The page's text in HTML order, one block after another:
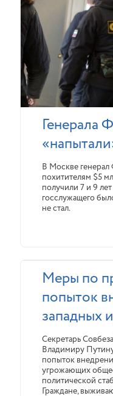
Генерала
В Москве
похитителям $5
получили 7 и 9
госслужащего
не стал.
Меры по
попыток
западных
Секретарь
Владимиру
попыток
угрожающих
политической
Граждане,